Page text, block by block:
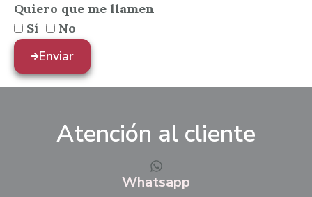
Quiero que me llamen
Sí
No
Enviar
Atención al cliente
Whatsapp